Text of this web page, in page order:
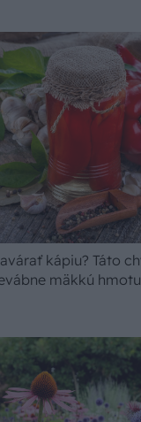
kápiu? Táto
mäkkú hmotu